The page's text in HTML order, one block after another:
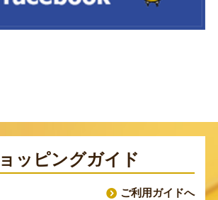
ッピングガイド
ご利用ガイドへ